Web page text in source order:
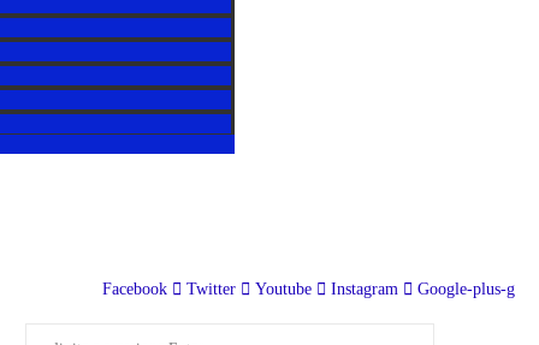
Facebook Twitter Youtube Instagram Google-plus-g